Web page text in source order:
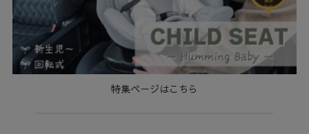
特集ページはこちら